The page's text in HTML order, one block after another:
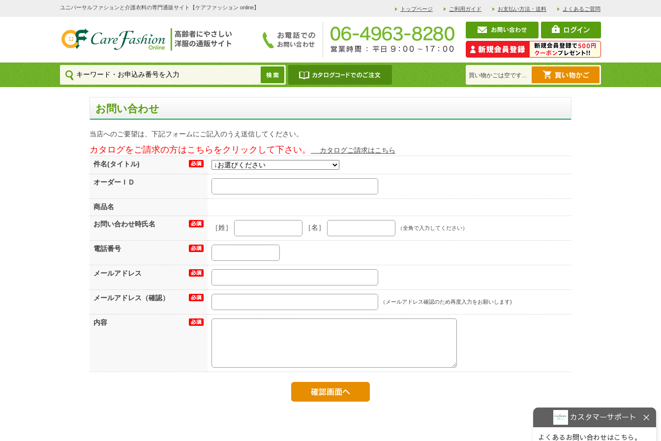
ユニバーサルファションと介護衣料の専門通販サイト【ケアファッション online】 トップページ ご利用ガイド お支払い方法・送料 よくあるご質問
買い物かごは空です...
お問い合わせ
当店へのご要望は、下記フォームにご記入のうえ送信してください。
カタログをご請求の方はこちらをクリックして下さい。
カタログご請求はこちら
件名(タイトル)
オーダーＩＤ
商品名
お問い合わせ時氏名 ［姓］ ［名］ （全角で入力してください）
電話番号
メールアドレス
メールアドレス（確認）
（メールアドレス確認のため再度入力をお願いします)
内容
カスタマーサポート
よくあるお問い合わせはこちら。